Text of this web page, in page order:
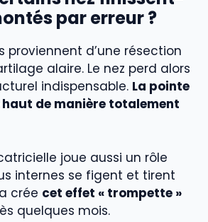
par erreur ?
proviennent d’une résection
alaire. Le nez perd alors
indispensable. La pointe
de manière totalement
joue aussi un rôle
internes se figent et tirent
crée cet effet « trompette »
quelques mois.